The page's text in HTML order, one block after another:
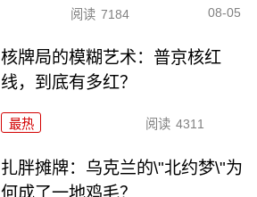
阅读 7184 08-05
核牌局的模糊艺术：普京核红
线，到底有多红？
最热 阅读 4311
扎胖摊牌：乌克兰的\"北约梦\"为
何成了一地鸡毛？